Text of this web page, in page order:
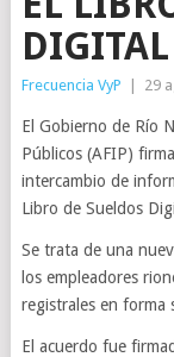
Frecuencia VyP 29
El Gobierno de Río
Públicos (AFIP)
intercambio de
Libro de Sueldos
Se trata de una
los empleadores
registrales en forma
El acuerdo fue